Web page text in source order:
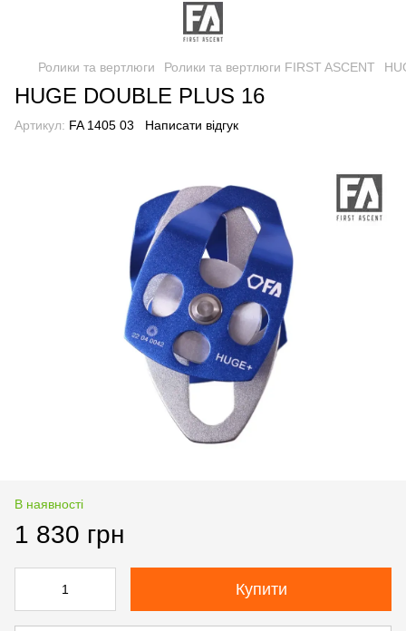
Ролики та вертлюги Ролики та вертлюги FIRST ASCENT
HUGE DOUBLE PLUS 16
Артикул: FA 1405 03 Написати відгук
В наявності
1 830 грн
Купити